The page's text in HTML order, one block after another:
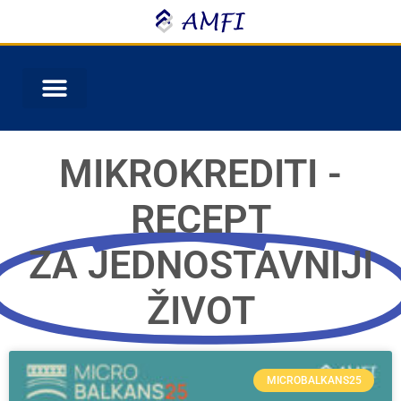
MIKROKREDITI -
RECEPT
ZA JEDNOSTAVNIJI
ŽIVOT
MICROBALKANS25